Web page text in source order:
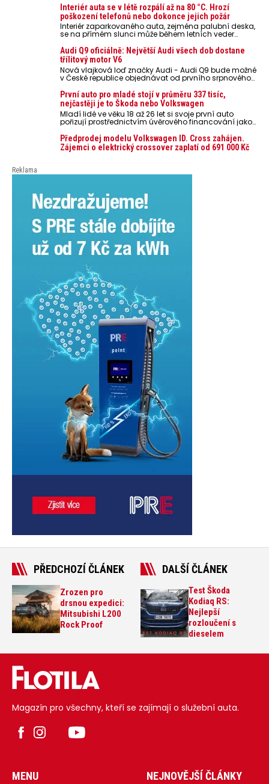
Interiér auta se v létě rozpálí až na 80 °C. Hrozí
poškození telefonů nebo dokonce jejich požár
Interiér zaparkovaného auta, zejména palubní deska,
se na přímém slunci může během letních veder
nebezpečí pro odložené mobilní telefony, powerbanky
nebo notebooky. Můžou urychlit stárnutí baterií,
poškodit elektroniku a ve výjimečných případech i
zvýšit riziko požáru.
Audi Q9 oficiálně: Největší Audi všech dob dostane
třílitový motor V6
Nová vlajková loď značky Audi - Audi Q9 bude možné
v České republice objednávat od prvního srpnového
První auto pro mladé stojí v průměru 337 tisíc,
nejčastěji je to Škoda nebo Volkswagen
Mladí lidé ve věku 18 až 26 let si svoje první auto
pořizují prostřednictvím úvěrového financování jako
auto. Průměrná pořizovací cena vozu dosahuje 337
tisíc korun a průměrná financovaná částka
přesahuje 251 tisíc korun. Vyplývá to z dat Leasingu
Předprodej modelu Volkswagen ID. Cross zahájen.
Zájemci o elektrický crossover zaplatí od 691 000 Kč
Reklama
PŘEDCHOZÍ ČLÁNEK
Zrozen pro
drsnou expedici:
Mitsubishi L200
Rock Proof
DALŠÍ ČLÁNEK
Test Škoda
Kodiaq RS:
Nejlepší
rozloučení s
dieselem
Magazín pro všechny, kteří se zajímají o služební auta.
MENU NEJNOVĚJŠÍ ČLÁNKY